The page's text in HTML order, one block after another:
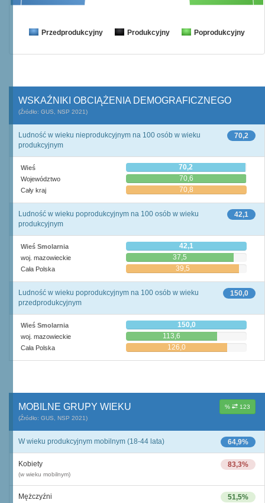
Przedprodukcyjny Produkcyjny Poprodukcyjny
WSKAŹNIKI OBCIĄŻENIA DEMOGRAFICZNEGO
(Źródło: GUS, NSP 2021)
70,2
Ludność w wieku nieprodukcyjnym na 100 osób w wieku
produkcyjnym
Wieś 70,2
Województwo 70,6
Cały kraj 70,8
42,1
Ludność w wieku poprodukcyjnym na 100 osób w wieku
produkcyjnym
Wieś Smolarnia 42,1
woj. mazowieckie 37,5
Cała Polska 39,5
150,0
Ludność w wieku poprodukcyjnym na 100 osób w wieku
przedprodukcyjnym
Wieś Smolarnia 150,0
woj. mazowieckie 113,6
Cała Polska 126,0
% 123
MOBILNE GRUPY WIEKU
(Źródło: GUS, NSP 2021)
64,9%
W wieku produkcyjnym mobilnym (18-44 lata)
83,3%
Kobiety
(w wieku mobilnym)
51,5%
Mężczyźni